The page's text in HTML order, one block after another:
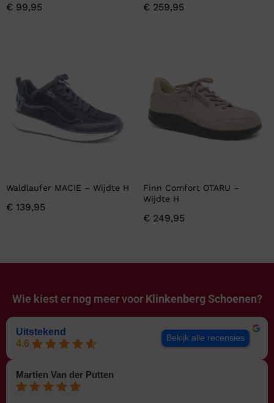
€ 99,95 € 259,95
Waldlaufer MACIE – Wijdte H
€ 139,95
Finn Comfort OTARU –
Wijdte H
€ 249,95
Wie kiest er nog meer voor Klinkenberg Schoenen?
Uitstekend
4.6
Bekijk alle recensies
Martien Van der Putten